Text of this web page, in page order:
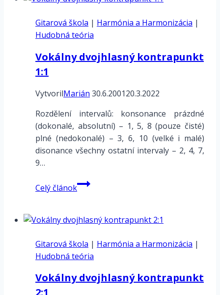
Gitarová škola | Harmónia a Harmonizácia |
Hudobná teória
Vokálny dvojhlasný kontrapunkt
1:1
VytvorilMarián 30.6.200120.3.2022
Rozdělení intervalů: konsonance prázdné
(dokonalé, absolutní) – 1, 5, 8 (pouze čisté)
plné (nedokonalé) – 3, 6, 10 (velké i malé)
disonance všechny ostatní intervaly – 2, 4, 7,
9…
Celý článokVokálny
dvojhlasný
1:1
Gitarová škola | Harmónia a Harmonizácia |
Hudobná teória
Vokálny dvojhlasný kontrapunkt